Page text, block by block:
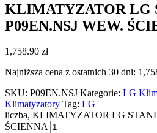
KLIMATYZATOR LG
P09EN.NSJ WEW.
1,758.90 zł
Najniższa cena z ostatnich 30 dni:
SKU: P09EN.NSJ Kategorie: LG
Klimatyzatory Tag: LG
liczba, KLIMATYZATOR LG
ŚCIENNA